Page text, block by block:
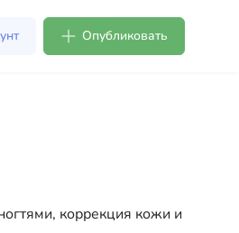
Опубликовать
США
коррекция кожи и